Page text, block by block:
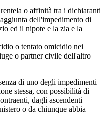
o affinità tra i dichiaranti
dell'impedimento di
ed il nipote e la zia e la
o tentato omicidio nei
o partner civile dell'altro
di uno degli impedimenti
stessa, con possibilità di
dagli ascendenti
o da chiunque abbia